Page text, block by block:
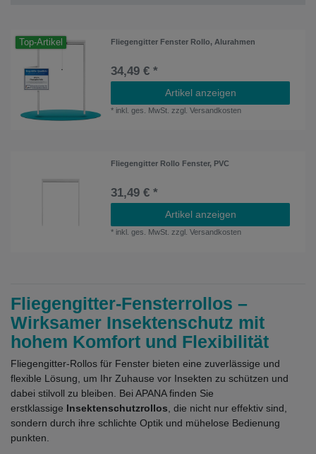
Top-Artikel Fliegengitter Fenster Rollo, Alurahmen
34,49 € *
Artikel anzeigen
* inkl. ges. MwSt. zzgl.Versandkosten
Fliegengitter Rollo Fenster, PVC
31,49 € *
Artikel anzeigen
* inkl. ges. MwSt. zzgl.Versandkosten
Fliegengitter-Fensterrollos –
Wirksamer Insektenschutz mit
hohem Komfort und Flexibilität
Fliegengitter-Rollos für Fenster bieten eine zuverlässige und
flexible Lösung, um Ihr Zuhause vor Insekten zu schützen und
dabei stilvoll zu bleiben. Bei APANA finden Sie
erstklassige Insektenschutzrollos , die nicht nur effektiv sind,
sondern durch ihre schlichte Optik und mühelose Bedienung
punkten.